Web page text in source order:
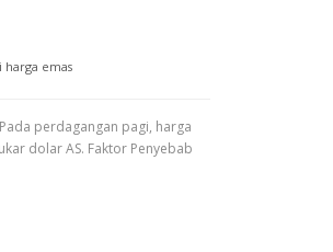
harga emas
perdagangan pagi, harga
dolar AS. Faktor Penyebab